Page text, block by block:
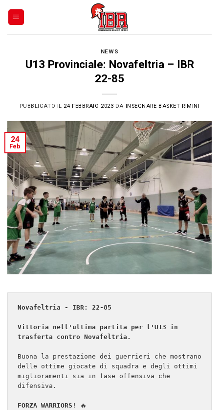
NEWS
U13 Provinciale: Novafeltria – IBR
22-85
PUBBLICATO IL 24 FEBBRAIO 2023 DA INSEGNARE BASKET RIMINI
24
Feb
Novafeltria - IBR: 22-85
Vittoria nell'ultima partita per l'U13 in
trasferta contro Novafeltria.
Buona la prestazione dei guerrieri che mostrano
delle ottime giocate di squadra e degli ottimi
miglioramenti sia in fase offensiva che
difensiva.
FORZA WARRIORS!
🔥